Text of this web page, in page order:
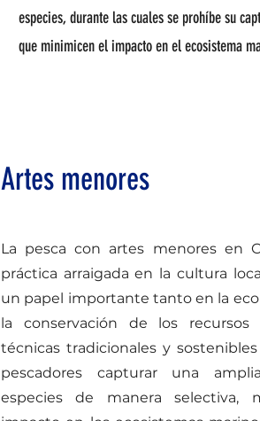
especies, durante las cuales se prohíbe su
que minimicen el impacto en el ecosistema
Artes menores
La pesca con artes menores en
práctica arraigada en la cultura
un papel importante tanto en la
la conservación de los recursos
técnicas tradicionales y
pescadores capturar una
especies de manera selectiva,